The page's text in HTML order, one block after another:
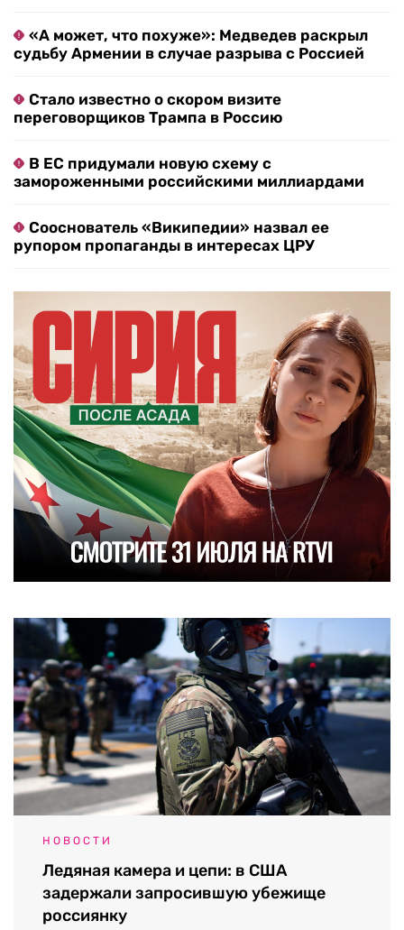
«А может, что похуже»: Медведев раскрыл
судьбу Армении в случае разрыва с Россией
Стало известно о скором визите
переговорщиков Трампа в Россию
В ЕС придумали новую схему с
замороженными российскими миллиардами
Сооснователь «Википедии» назвал ее
рупором пропаганды в интересах ЦРУ
НОВОСТИ
Ледяная камера и цепи: в США
задержали запросившую убежище
россиянку